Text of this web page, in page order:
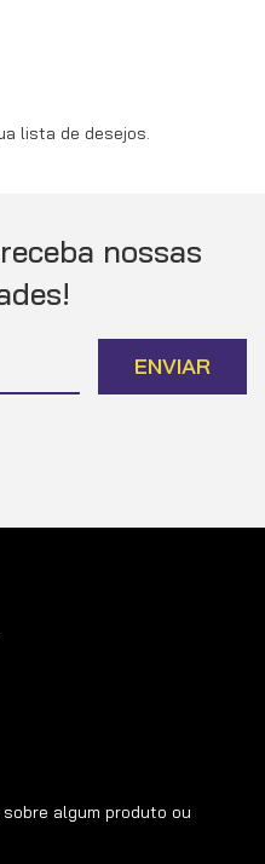
lista de desejos.
nossas
ENVIAR
algum produto ou